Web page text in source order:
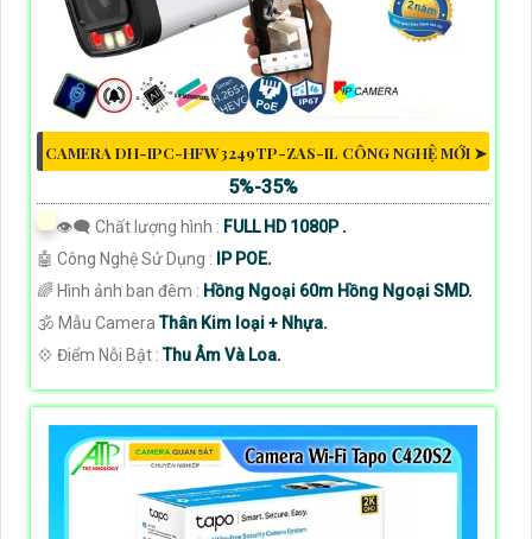
CAMERA DH-IPC-HFW3249TP-ZAS-IL CÔNG NGHỆ MỚI ➤
5%-35%
👁️‍🗨 Chất lượng hình : FULL HD 1080P .
🤖️ Công Nghệ Sử Dụng :
IP POE.
🌈 Hình ảnh ban đêm : Hồng Ngoại 60m Hồng Ngoại SMD.
🕉️ Mẫu CameraThân Kim loại + Nhựa.
️💠 Điểm Nỗi Bật :Thu Âm Và Loa.